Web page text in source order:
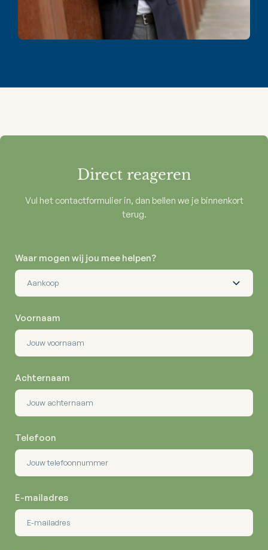
Direct reageren
Vul het contactformulier in, dan bellen we je binnenkort
terug.
Waar mogen wij jou mee helpen?
Voornaam
Achternaam
Telefoon
E-mailadres